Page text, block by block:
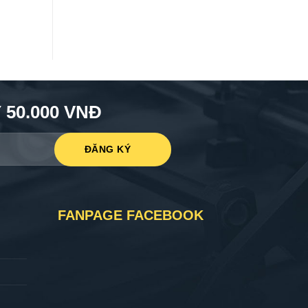
VNĐ
FANPAGE FACEBOOK